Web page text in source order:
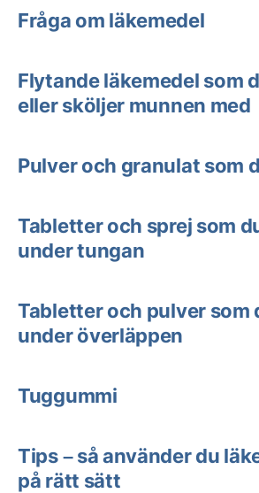
Fråga om läkemedel
Flytande läkemedel som
eller sköljer munnen med
Pulver och granulat som
Tabletter och sprej som
under tungan
Tabletter och pulver som
under överläppen
Tuggummi
Tips – så använder du
på rätt sätt